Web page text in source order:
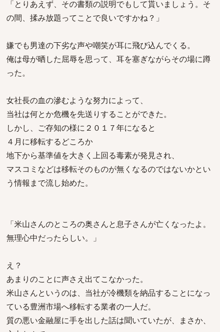
「とりあえず、その書類の説明でもして貰いましょう。そ
の間、揉み放題ってことで良いですかね？」
嫌でも男達の下劣な声や嘲笑が耳に飛び込んでくる。
俺は母が晒した屈辱を思って、耳を塞ぎながらその場に蹲
った。
女社長の血の滲むような努力によって、
当社は何とか危機を先送りすることができた。
しかし、ご存知の様に２０１７年になると
４月に移転するどころか
地下から基準値を大きく上回る毒素が発見され、
マスコミなどは移転そのものが無くなるのではないかとい
う情報まで流し始めた。
「米山さんのところの奥さんと息子さんが亡くなったよ。
無理心中だったらしい。」
え？
あまりのことに声さえ出てこなかった。
米山さんというのは、当社が冷機類を納品することになっ
ている豊洲市場へ移転する業者の一人だ。
質の悪い金融屋に手を出した話は聞いていたが、まさか、